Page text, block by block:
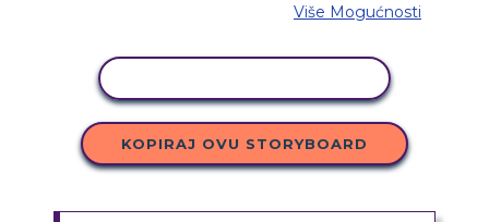
Više Mogućnosti
KOPIRAJ OVU STORYBOARD